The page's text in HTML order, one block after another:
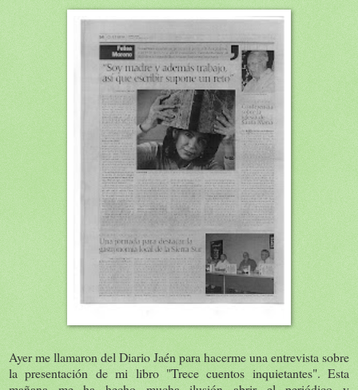
Ayer me llamaron del Diario Jaén para hacerme una entrevista sobre
la presentación de mi libro "Trece cuentos inquietantes". Esta